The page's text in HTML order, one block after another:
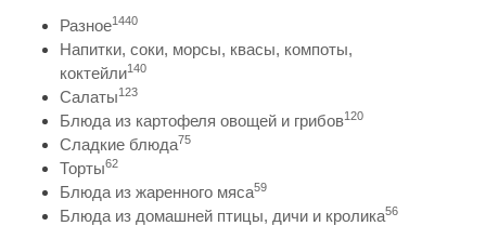
Разное1440
Напитки, соки, морсы, квасы, компоты,
коктейли140
Салаты123
Блюда из картофеля овощей и грибов120
Сладкие блюда75
Торты62
Блюда из жаренного мяса59
Блюда из домашней птицы, дичи и кролика56